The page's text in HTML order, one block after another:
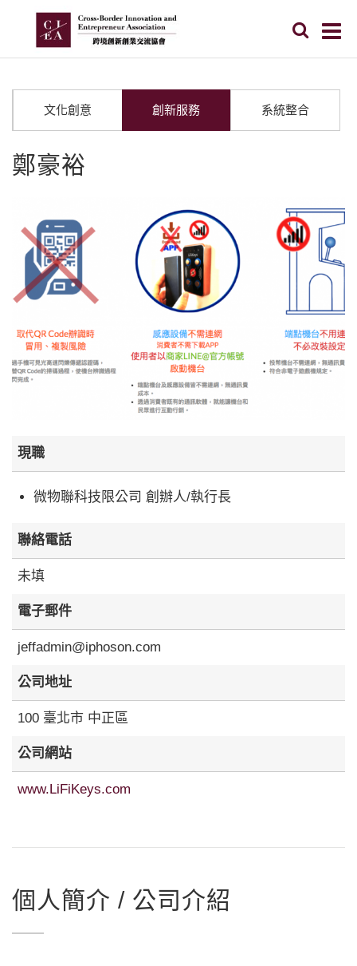
文化創意 創新服務 系統整合
鄭豪裕
現職
微物聯科技限公司 創辦人/執行長
聯絡電話
未填
電子郵件
jeffadmin@iphoson.com
公司地址
100 臺北市 中正區
公司網站
www.LiFiKeys.com
個人簡介 / 公司介紹